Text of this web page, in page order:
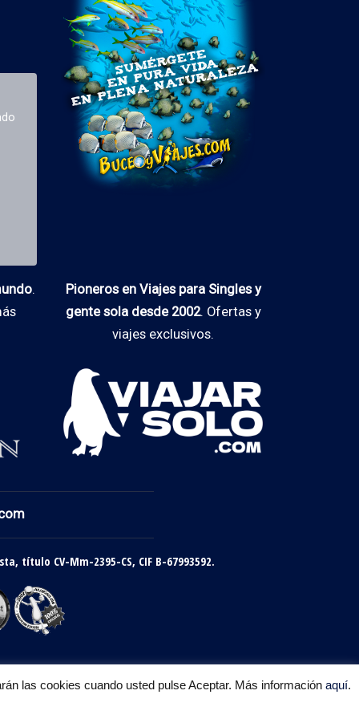
.
Pioneros en Viajes para Singles y
gente sola desde 2002. Ofertas y
viajes exclusivos.
título CV-Mm-2395-CS, CIF B-67993592.
las cookies cuando usted pulse Aceptar. Más información aquí.